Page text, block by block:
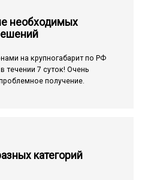
необходимых
на крупногабарит по РФ
течении 7 суток! Очень
получение.
категорий